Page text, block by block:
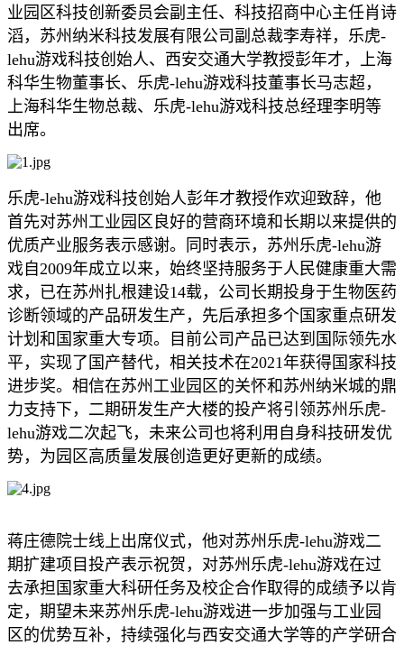
业园区科技创新委员会副主任、科技招商中心主任肖诗
滔，苏州纳米科技发展有限公司副总裁李寿祥，乐虎-
lehu游戏科技创始人、西安交通大学教授彭年才，上海
科华生物董事长、乐虎-lehu游戏科技董事长马志超，
上海科华生物总裁、乐虎-lehu游戏科技总经理李明等
出席。
乐虎-lehu游戏科技创始人彭年才教授作欢迎致辞，他
首先对苏州工业园区良好的营商环境和长期以来提供的
优质产业服务表示感谢。同时表示，苏州乐虎-lehu游
戏自2009年成立以来，始终坚持服务于人民健康重大需
求，已在苏州扎根建设14载，公司长期投身于生物医药
诊断领域的产品研发生产，先后承担多个国家重点研发
计划和国家重大专项。目前公司产品已达到国际领先水
平，实现了国产替代，相关技术在2021年获得国家科技
进步奖。相信在苏州工业园区的关怀和苏州纳米城的鼎
力支持下，二期研发生产大楼的投产将引领苏州乐虎-
lehu游戏二次起飞，未来公司也将利用自身科技研发优
势，为园区高质量发展创造更好更新的成绩。
蒋庄德院士线上出席仪式，他对苏州乐虎-lehu游戏二
期扩建项目投产表示祝贺，对苏州乐虎-lehu游戏在过
去承担国家重大科研任务及校企合作取得的成绩予以肯
定，期望未来苏州乐虎-lehu游戏进一步加强与工业园
区的优势互补，持续强化与西安交通大学等的产学研合